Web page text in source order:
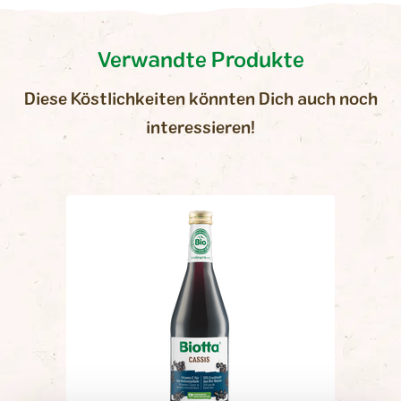
Kohlenhydrate
- davon Zucker
Eiweiss
0.9 g
0 g
Verwandte Produkte
Diese Köstlichkeiten könnten Dich auch noch
interessieren!